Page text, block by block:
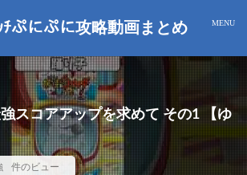
ﾁぷにぷに攻略動画まとめ
強スコアアップを求めて その1 【ゆ
件のビュー